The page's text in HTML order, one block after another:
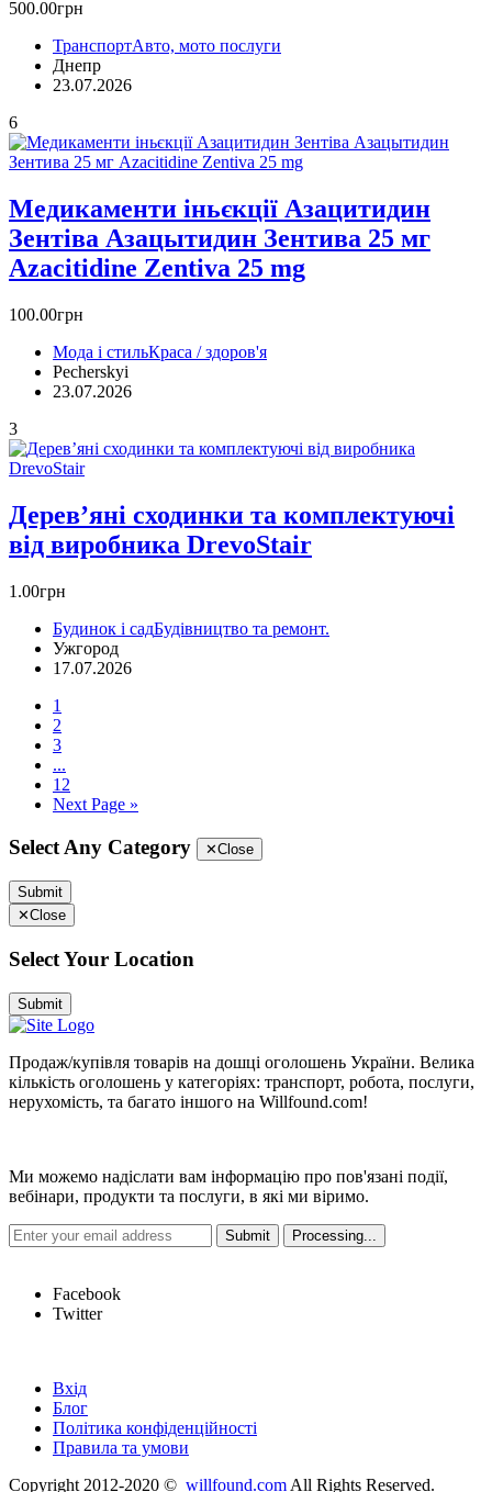
500.00грн
ТранспортАвто, мото послуги
Днепр
23.07.2026
6
Медикаменти іньєкції Азацитидин
Зентіва Азацытидин Зентива 25 мг
Azacitidine Zentiva 25 mg
100.00грн
Мода і стильКраса / здоров'я
Pecherskyi
23.07.2026
3
Дерев’яні сходинки та комплектуючі
від виробника DrevoStair
1.00грн
Будинок і садБудівництво та ремонт.
Ужгород
17.07.2026
1
2
3
...
12
Next Page »
Select Any Category ✕Close
Submit
✕Close
Select Your Location
Submit
Продаж/купівля товарів на дошці оголошень України. Велика
кількість оголошень у категоріях: транспорт, робота, послуги,
нерухомість, та багато іншого на Willfound.com!
Ми можемо надіслати вам інформацію про пов'язані події,
вебінари, продукти та послуги, в які ми віримо.
Facebook
Twitter
Вхід
Блог
Політика конфіденційності
Правила та умови
Copyright 2012-2020 © willfound.com All Rights Reserved.